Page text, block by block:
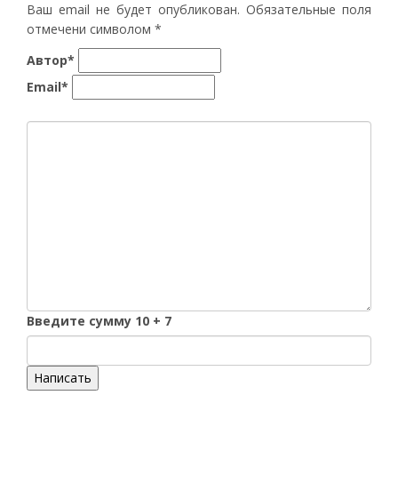
Ваш email не будет опубликован. Обязательные поля
отмечени символом *
Автор*
Email*
Введите сумму 10 + 7
Написать